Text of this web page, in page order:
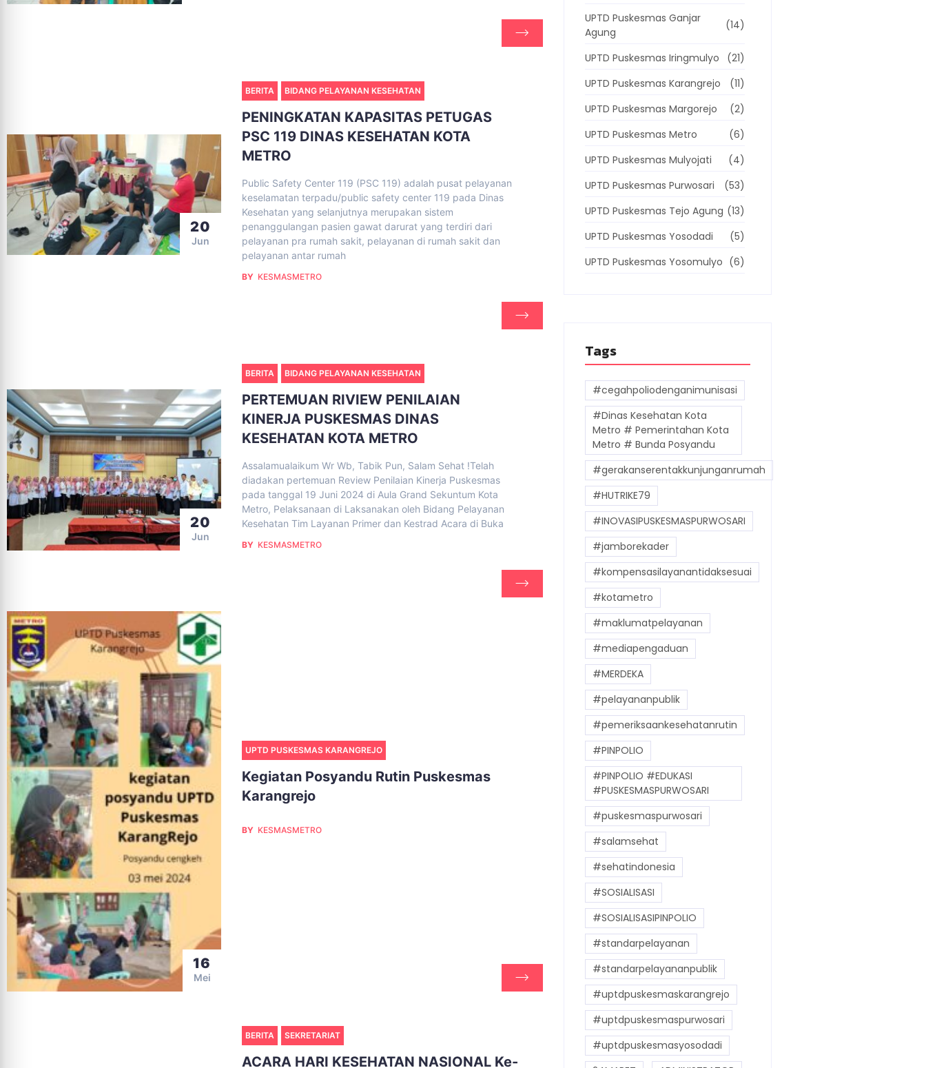
20
Jun
BERITA BIDANG PELAYANAN KESEHATAN
PENINGKATAN KAPASITAS PETUGAS
PSC 119 DINAS KESEHATAN KOTA
METRO
Public Safety Center 119 (PSC 119) adalah pusat pelayanan
keselamatan terpadu/public safety center 119 pada Dinas
Kesehatan yang selanjutnya merupakan sistem
penanggulangan pasien gawat darurat yang terdiri dari
pelayanan pra rumah sakit, pelayanan di rumah sakit dan
pelayanan antar rumah
BY KESMASMETRO
20
Jun
BERITA BIDANG PELAYANAN KESEHATAN
PERTEMUAN RIVIEW PENILAIAN
KINERJA PUSKESMAS DINAS
KESEHATAN KOTA METRO
Assalamualaikum Wr Wb, Tabik Pun, Salam Sehat !Telah
diadakan pertemuan Review Penilaian Kinerja Puskesmas
pada tanggal 19 Juni 2024 di Aula Grand Sekuntum Kota
Metro, Pelaksanaan di Laksanakan oleh Bidang Pelayanan
Kesehatan Tim Layanan Primer dan Kestrad Acara di Buka
BY KESMASMETRO
16
Mei
UPTD PUSKESMAS KARANGREJO
Kegiatan Posyandu Rutin Puskesmas
Karangrejo
BY KESMASMETRO
BERITA SEKRETARIAT
ACARA HARI KESEHATAN NASIONAL Ke-
UPTD Puskesmas Ganjar
Agung
(14)
UPTD Puskesmas Iringmulyo
(21)
UPTD Puskesmas Karangrejo
(11)
UPTD Puskesmas Margorejo
(2)
UPTD Puskesmas Metro
(6)
UPTD Puskesmas Mulyojati
(4)
UPTD Puskesmas Purwosari
(53)
UPTD Puskesmas Tejo Agung (13)
UPTD Puskesmas Yosodadi
(5)
UPTD Puskesmas Yosomulyo (6)
Tags
#cegahpoliodenganimunisasi
#Dinas Kesehatan Kota
Metro # Pemerintahan Kota
Metro # Bunda Posyandu
#gerakanserentakkunjunganrumah
#HUTRIKE79
#INOVASIPUSKESMASPURWOSARI
#jamborekader
#kompensasilayanantidaksesuai
#kotametro
#maklumatpelayanan
#mediapengaduan
#MERDEKA
#pelayananpublik
#pemeriksaankesehatanrutin
#PINPOLIO
#PINPOLIO #EDUKASI
#PUSKESMASPURWOSARI
#puskesmaspurwosari
#salamsehat
#sehatindonesia
#SOSIALISASI
#SOSIALISASIPINPOLIO
#standarpelayanan
#standarpelayananpublik
#uptdpuskesmaskarangrejo
#uptdpuskesmaspurwosari
#uptdpuskesmasyosodadi